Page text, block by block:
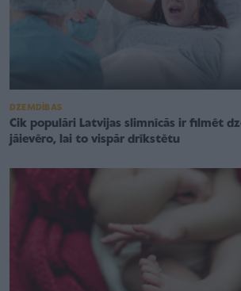
DZEMDĪBAS
Cik populāri Latvijas slimnīcās ir filmēt
jāievēro, lai to vispār drīkstētu